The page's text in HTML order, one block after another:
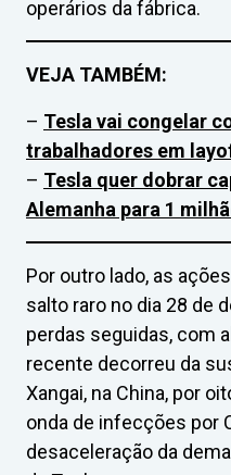
operários da fábrica.
VEJA TAMBÉM:
– Tesla vai congelar
trabalhadores em
– Tesla quer dobrar
Alemanha para 1
Por outro lado, as
salto raro no dia 28 de
perdas seguidas, com
recente decorreu da
Xangai, na China, por
onda de infecções por
desaceleração da